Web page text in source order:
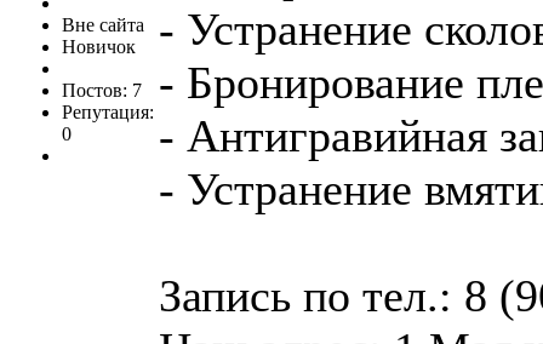
Вне сайта
Новичок
Постов: 7
Репутация:
0
- Устранение
- Бронирование
- Антигравийная
- Устранение
Запись по тел.: 8